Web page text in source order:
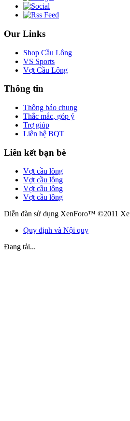
Our Links
Shop Cầu Lông
VS Sports
Vợt Cầu Lông
Thông tin
Thông báo chung
Thắc mắc, góp ý
Trợ giúp
Liên hệ BQT
Liên kết bạn bè
Vợt cầu lông
Vợt cầu lông
Vợt cầu lông
Vợt cầu lông
Diễn đàn sử dụng XenForo™ ©2011
Quy định và Nội quy
Đang tải...